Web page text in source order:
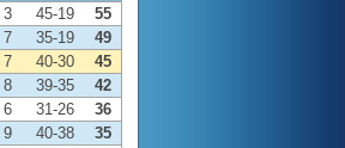
3 45-19
55
7 35-19
49
7 40-30
45
8 39-35
42
6 31-26
36
9 40-38
35